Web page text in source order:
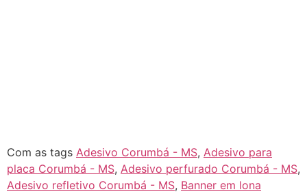
Com as tags Adesivo Corumbá - MS, Adesivo para
placa Corumbá - MS, Adesivo perfurado Corumbá - MS,
Adesivo refletivo Corumbá - MS, Banner em lona